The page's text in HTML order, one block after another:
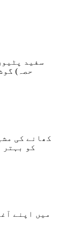
سفید
حصہ)
کھانے کی